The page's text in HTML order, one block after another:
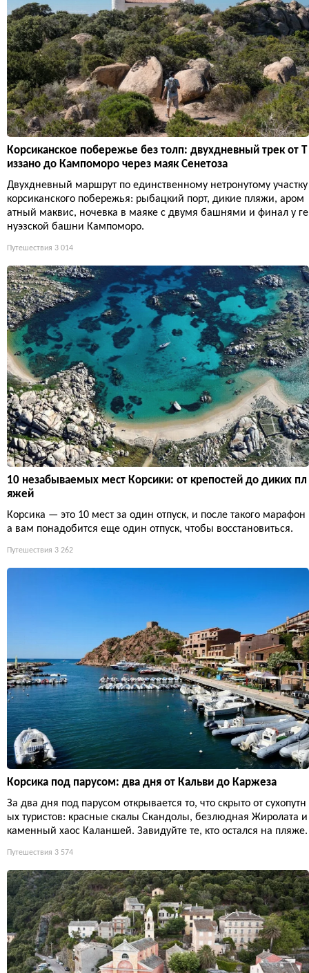
Корсиканское побережье без толп: двухдневный трек от Т
иззано до Кампоморо через маяк Сенетоза
Двухдневный маршрут по единственному нетронутому участку
корсиканского побережья: рыбацкий порт, дикие пляжи, аром
атный маквис, ночевка в маяке с двумя башнями и финал у ге
нуэзской башни Кампоморо.
Путешествия 3 014
10 незабываемых мест Корсики: от крепостей до диких пл
яжей
Корсика — это 10 мест за один отпуск, и после такого марафон
а вам понадобится еще один отпуск, чтобы восстановиться.
Путешествия 3 262
Корсика под парусом: два дня от Кальви до Каржеза
За два дня под парусом открывается то, что скрыто от сухопутн
ых туристов: красные скалы Скандолы, безлюдная Жиролата и
каменный хаос Каланшей. Завидуйте те, кто остался на пляже.
Путешествия 3 574